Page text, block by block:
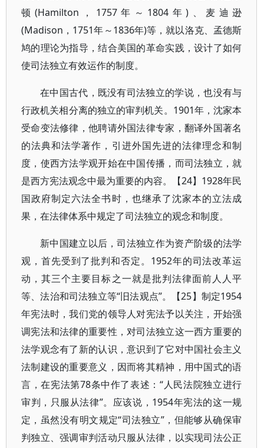
顿(Hamilton，1757年～1804年)、麦迪逊
(Madison，1751年～1836年)等，就以洛克、孟德斯
鸠的理论为指导，结合美国的革命实践，设计了如何
使司法独立有效运作的制度。
在中国古代，既没有司法独立的学说，也没有与
行政机关相分离的独立的审判机关。1901年，沈家本
受命变法修律，他聘请外国法律专家，翻译外国著名
的法典和法学著作，引进外国先进的法律理念和制
度，使西方法学观开始在中国传播，而司法独立，就
是西方宪法观念中最为重要的内容。【24】1928年民
国政府制定六法全书时，也继承了沈家本的立法成
果，在法律体系中规定了司法独立的观念和制度。
新中国建立以后，司法独立作为资产阶级的法学
观，首先受到了批判和否定。1952年的司法改革运
动，其三个主要目标之一就是批判法律面前人人平
等、法治和司法独立等“旧法观点”。【25】制定1954
年宪法时，我们党的领导人对宪法予以关注，开始强
调宪法和法律的重要性，对司法独立这一西方重要的
法学观念有了新的认识，意识到了它对中国社会主义
法制建设的重要意义，因而将其精神，用中国式的语
言，在宪法第78条中作了表述：“人民法院独立进行
审判，只服从法律”。应该说，1954年宪法的这一规
定，虽然没有明文规定“司法独立”，但能够从确保审
判独立、强调审判活动只服从法律，以实现司法公正